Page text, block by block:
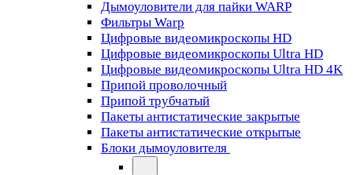
Дымоуловители для пайки WARP
Фильтры Warp
Цифровые видеомикроскопы HD
Цифровые видеомикроскопы Ultra HD
Цифровые видеомикроскопы Ultra HD 4K
Припой проволочный
Припой трубчатый
Пакеты антистатические закрытые
Пакеты антистатические открытые
Блоки дымоуловителя